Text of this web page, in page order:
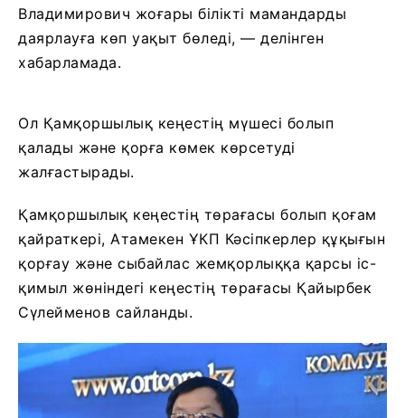
Владимирович жоғары білікті мамандарды
даярлауға көп уақыт бөледі, — делінген
хабарламада.
Ол Қамқоршылық кеңестің мүшесі болып
қалады және қорға көмек көрсетуді
жалғастырады.
Қамқоршылық кеңестің төрағасы болып қоғам
қайраткері, Атамекен ҰКП Кәсіпкерлер құқығын
қорғау және сыбайлас жемқорлыққа қарсы іс-
қимыл жөніндегі кеңестің төрағасы Қайырбек
Сүлейменов сайланды.